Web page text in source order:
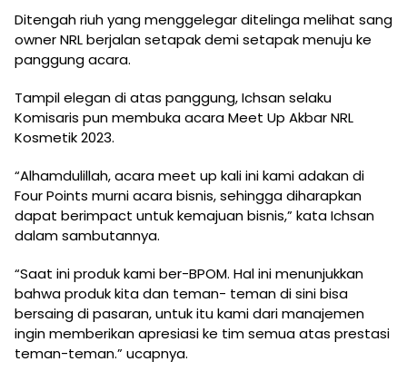
Ditengah riuh yang menggelegar ditelinga melihat sang
owner NRL berjalan setapak demi setapak menuju ke
panggung acara.
Tampil elegan di atas panggung, Ichsan selaku
Komisaris pun membuka acara Meet Up Akbar NRL
Kosmetik 2023.
“Alhamdulillah, acara meet up kali ini kami adakan di
Four Points murni acara bisnis, sehingga diharapkan
dapat berimpact untuk kemajuan bisnis,” kata Ichsan
dalam sambutannya.
“Saat ini produk kami ber-BPOM. Hal ini menunjukkan
bahwa produk kita dan teman- teman di sini bisa
bersaing di pasaran, untuk itu kami dari manajemen
ingin memberikan apresiasi ke tim semua atas prestasi
teman-teman.” ucapnya.